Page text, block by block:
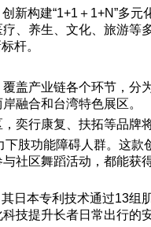
新构建“1+1＋1+N”
、养生、文化、旅游
杆。
盖产业链各个环节，
融合和台湾特色展区。
奕行康复、扶拓等品
肢功能障碍人群。这
社区舞蹈活动，都能
日本专利技术通过13
技提升长者日常出行的